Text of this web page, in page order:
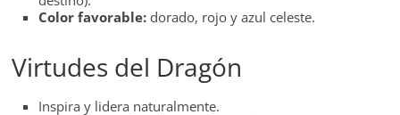
Color favorable: dorado, rojo y azul celeste.
Virtudes del Dragón
Inspira y lidera naturalmente.